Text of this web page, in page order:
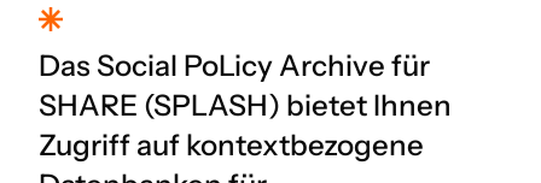
Das Social PoLicy Archive für
SHARE (SPLASH) bietet Ihnen
Zugriff auf kontextbezogene